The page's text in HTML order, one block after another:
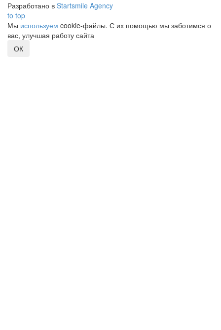
Разработано в Startsmile Agency
to top
Мы используем cookie-файлы. С их помощью мы заботимся о
вас, улучшая работу сайта
ОК